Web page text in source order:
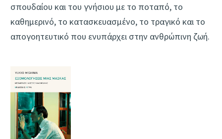
σπουδαίου και του γνήσιου με το ποταπό, το
καθημερινό, το κατασκευασμένο, το τραγικό και το
απογοητευτικό που ενυπάρχει στην ανθρώπινη ζωή.